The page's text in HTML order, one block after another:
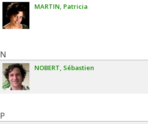
MARTIN Patricia
N
NOBERT Sébastien
P